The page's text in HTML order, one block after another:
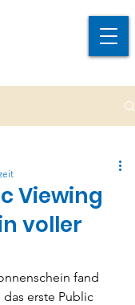
Viewing
voller
fand
erste Public